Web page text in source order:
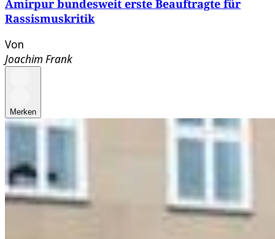
Amirpur bundesweit erste Beauftragte für
Rassismuskritik
Von
Joachim Frank
Merken